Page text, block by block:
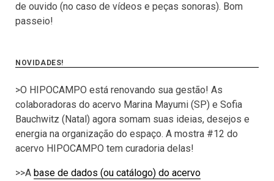
de ouvido (no caso de vídeos e peças sonoras). Bom
passeio!
NOVIDADES!
>O HIPOCAMPO está renovando sua gestão! As
colaboradoras do acervo Marina Mayumi (SP) e Sofia
Bauchwitz (Natal) agora somam suas ideias, desejos e
energia na organização do espaço. A mostra #12 do
acervo HIPOCAMPO tem curadoria delas!
>>A base de dados (ou catálogo) do acervo